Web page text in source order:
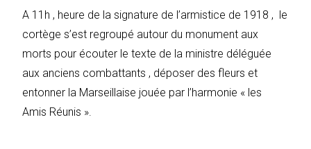
A 11h , heure de la signature de l’armistice de 1918 , le
cortège s’est regroupé autour du monument aux
morts pour écouter le texte de la ministre déléguée
aux anciens combattants , déposer des fleurs et
entonner la Marseillaise jouée par l’harmonie « les
Amis Réunis ».